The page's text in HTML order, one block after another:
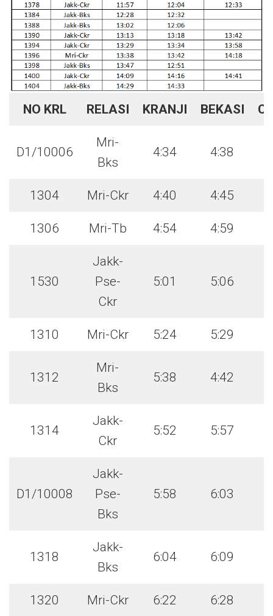
NO KRL RELASI KRANJI BEKASI
D1/10006
Mri-
Bks
4:34 4:38
1304 Mri-Ckr 4:40 4:45
1306 Mri-Tb 4:54 4:59
1530
Jakk-
Pse-
Ckr
5:01 5:06
1310 Mri-Ckr 5:24 5:29
1312
Mri-
Bks
5:38 4:42
1314
Jakk-
Ckr
5:52 5:57
D1/10008
Jakk-
Pse-
Bks
5:58 6:03
1318
Jakk-
Bks
6:04 6:09
1320 Mri-Ckr 6:22 6:28